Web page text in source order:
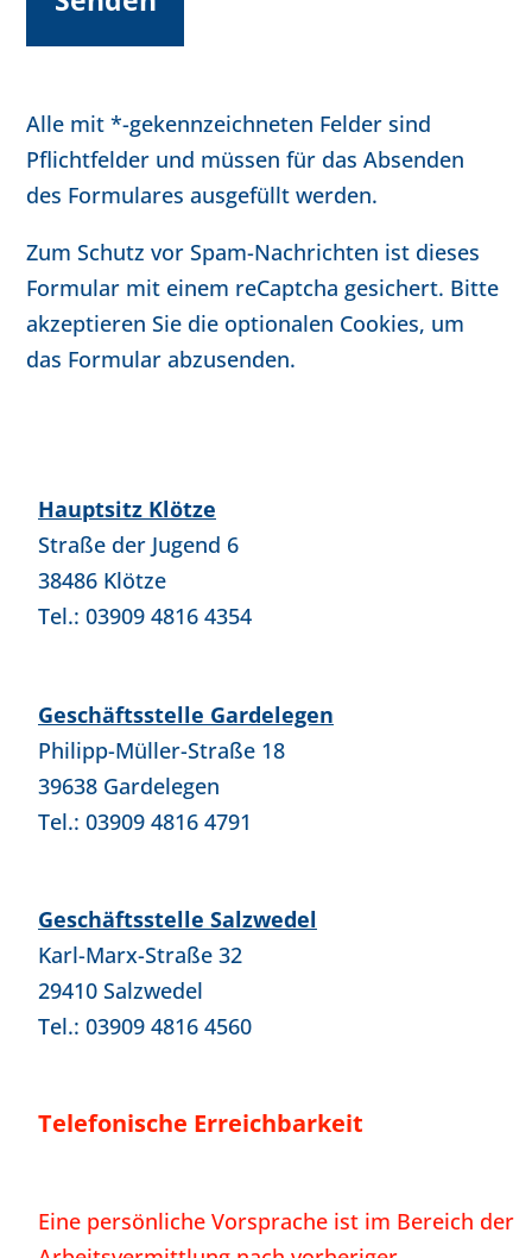
Alle mit *-gekennzeichneten Felder sind
Pflichtfelder und müssen für das Absenden
des Formulares ausgefüllt werden.
Zum Schutz vor Spam-Nachrichten ist dieses
Formular mit einem reCaptcha gesichert. Bitte
akzeptieren Sie die optionalen Cookies, um
das Formular abzusenden.
Hauptsitz Klötze
Straße der Jugend 6
38486 Klötze
Tel.: 03909 4816 4354
Geschäftsstelle Gardelegen
Philipp-Müller-Straße 18
39638 Gardelegen
Tel.: 03909 4816 4791
Geschäftsstelle Salzwedel
Karl-Marx-Straße 32
29410 Salzwedel
Tel.: 03909 4816 4560
Telefonische Erreichbarkeit
Eine persönliche Vorsprache ist im Bereich der